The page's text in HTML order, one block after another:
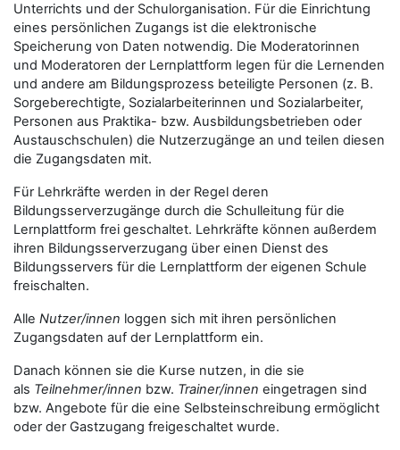
Unterrichts und der Schulorganisation. Für die Einrichtung
eines persönlichen Zugangs ist die elektronische
Speicherung von Daten notwendig. Die Moderatorinnen
und Moderatoren der Lernplattform legen für die Lernenden
und andere am Bildungsprozess beteiligte Personen (z. B.
Sorgeberechtigte, Sozialarbeiterinnen und Sozialarbeiter,
Personen aus Praktika- bzw. Ausbildungsbetrieben oder
Austauschschulen) die Nutzerzugänge an und teilen diesen
die Zugangsdaten mit.
Für Lehrkräfte werden in der Regel deren
Bildungsserverzugänge durch die Schulleitung für die
Lernplattform frei geschaltet. Lehrkräfte können außerdem
ihren Bildungsserverzugang über einen Dienst des
Bildungsservers für die Lernplattform der eigenen Schule
freischalten.
Alle Nutzer/innen loggen sich mit ihren persönlichen
Zugangsdaten auf der Lernplattform ein.
Danach können sie die Kurse nutzen, in die sie
als Teilnehmer/innen bzw. Trainer/innen eingetragen sind
bzw. Angebote für die eine Selbsteinschreibung ermöglicht
oder der Gastzugang freigeschaltet wurde.